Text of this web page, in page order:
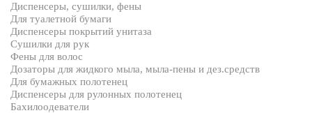
Диспенсеры, сушилки, фены
Для туалетной бумаги
Диспенсеры покрытий унитаза
Сушилки для рук
Фены для волос
Дозаторы для жидкого мыла, мыла-пены и дез.средств
Для бумажных полотенец
Диспенсеры для рулонных полотенец
Бахилоодеватели